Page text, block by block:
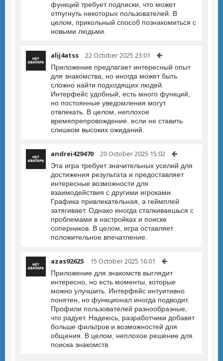
функций требует подписки, что может
отпугнуть некоторых пользователей. В
целом, прикольный способ познакомиться с
новыми людьми.
alij4atss 22 October 2025 23:01
Приложение предлагает интересный опыт
для знакомства, но иногда может быть
сложно найти подходящих людей.
Интерфейс удобный, есть много функций,
но постоянные уведомления могут
отвлекать. В целом, неплохое
времяпрепровождение, если не ставить
слишком высоких ожиданий.
andrei429470 20 October 2025 15:02
Эта игра требует значительных усилий для
достижения результата и предоставляет
интересные возможности для
взаимодействия с другими игроками.
Графика привлекательная, а геймплей
затягивает. Однако иногда сталкиваешься с
проблемами в настройках и поиске
соперников. В целом, игра оставляет
положительное впечатление.
azas92625 15 October 2025 16:01
Приложение для знакомств выглядит
интересно, но есть моменты, которые
можно улучшить. Интерфейс интуитивно
понятен, но функционал иногда подводит.
Профили пользователей разнообразные,
что радует. Надеюсь, разработчики добавят
больше фильтров и возможностей для
общения. В целом, неплохое решение для
поиска знакомств.